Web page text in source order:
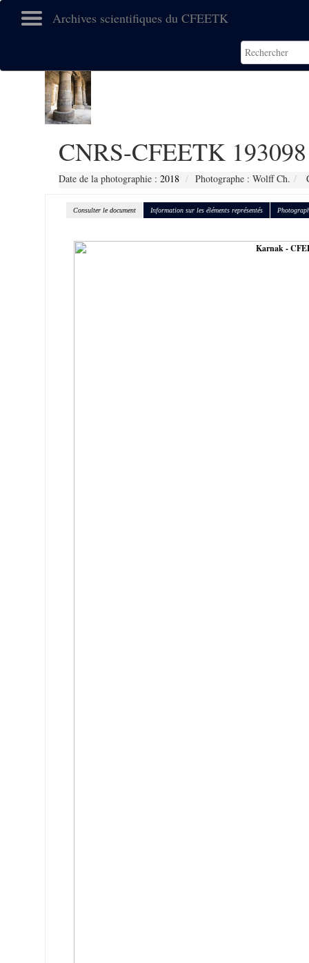
Archives scientifiques du CFEETK
CNRS-CFEETK 193098
Date de la photographie : 2018 Photographe : Wolff Ch.
Consulter le document Information sur les éléments représentés